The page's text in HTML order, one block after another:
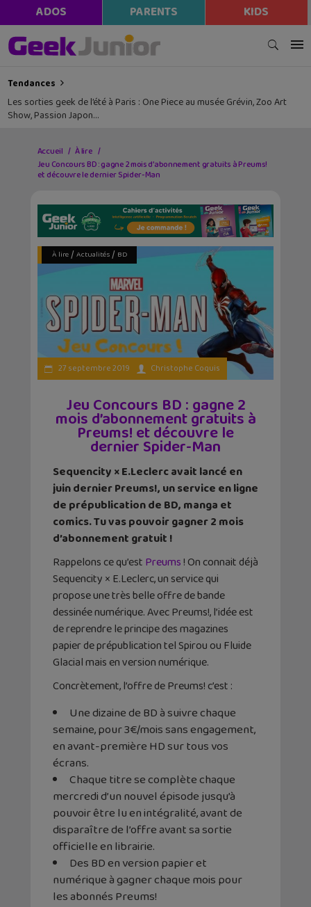
ADOS PARENTS KIDS
Tendances
Les sorties geek de l’été à Paris : One Piece au musée Grévin, Zoo Art
Show, Passion Japon…
Accueil
À lire
Jeu Concours BD : gagne 2 mois d’abonnement gratuits à Preums!
et découvre le dernier Spider-Man
À lire/ Actualités/ BD
27 septembre 2019 Christophe Coquis
Jeu Concours BD : gagne 2
mois d’abonnement gratuits à
Preums! et découvre le
dernier Spider-Man
Sequencity × E.Leclerc avait lancé en
juin dernier Preums!, un service en ligne
de prépublication de BD, manga et
comics. Tu vas pouvoir gagner 2 mois
d’abonnement gratuit !
Rappelons ce qu’est Preums! On connait déjà
Sequencity × E.Leclerc, un service qui
propose une très belle offre de bande
dessinée numérique. Avec Preums!, l’idée est
de reprendre le principe des magazines
papier de prépublication tel Spirou ou Fluide
Glacial mais en version numérique.
Concrètement, l’offre de Preums! c’est :
Une dizaine de BD à suivre chaque
semaine, pour 3€/mois sans engagement,
en avant-première HD sur tous vos
écrans.
Chaque titre se complète chaque
mercredi d’un nouvel épisode jusqu’à
pouvoir être lu en intégralité, avant de
disparaître de l’offre avant sa sortie
officielle en librairie.
Des BD en version papier et
numérique à gagner chaque mois pour
les abonnés Preums!